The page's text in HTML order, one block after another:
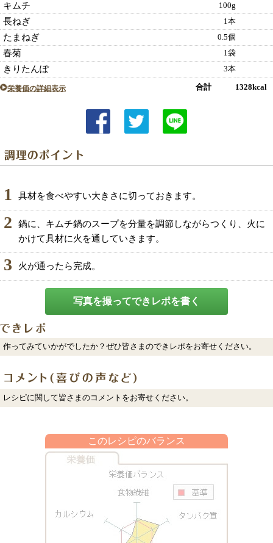
キムチ 100g
長ねぎ 1本
たまねぎ 0.5個
春菊 1袋
きりたんぽ 3本
栄養価の詳細表示 合計 1328kcal
1 具材を食べやすい大きさに切っておきます。
2
鍋に、キムチ鍋のスープを分量を調節しながらつくり、火に
かけて具材に火を通していきます。
3 火が通ったら完成。
写真を撮ってできレポを書く
作ってみていかがでしたか？ぜひ皆さまのできレポをお寄せください。
レシピに関して皆さまのコメントをお寄せください。
このレシピのバランス